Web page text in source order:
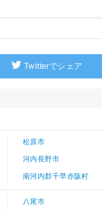
Twitterでシェア
松原市
河内長野市
南河内郡千早赤阪村
八尾市